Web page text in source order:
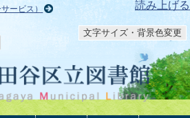
読み上げる
ービス）
文字サイズ・背景色変更